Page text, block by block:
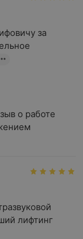
за
о работе
лифтинг